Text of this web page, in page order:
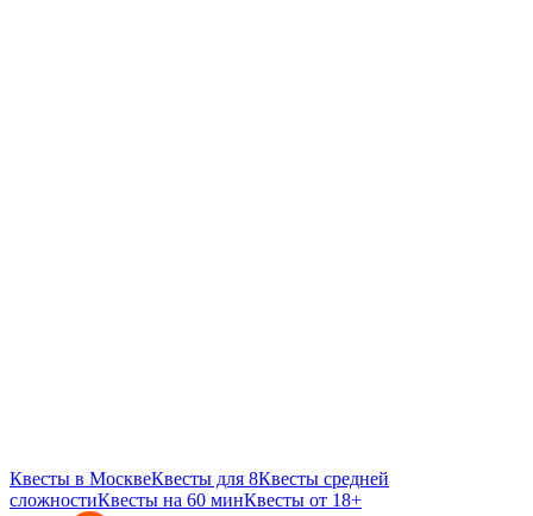
Квесты в МосквеКвесты для 8Квесты средней
сложностиКвесты на 60 минКвесты от 18+